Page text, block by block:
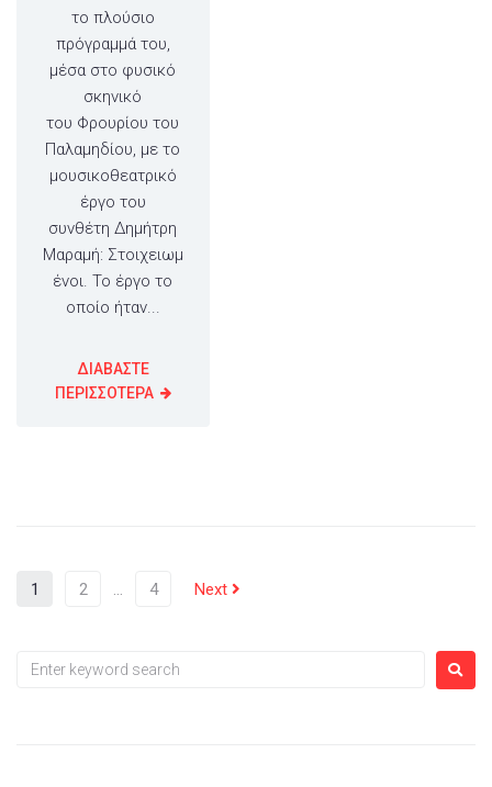
το πλούσιο
πρόγραμμά του,
μέσα στο φυσικό
σκηνικό
του Φρουρίου του
Παλαμηδίου, με το
μουσικοθεατρικό
έργο του
συνθέτη Δημήτρη
Μαραμή: Στοιχειωμ
ένοι. Το έργο το
οποίο ήταν...
ΔΙΑΒΑΣΤΕ
ΠΕΡΙΣΣΟΤΕΡΑ
1 2 … 4 Next